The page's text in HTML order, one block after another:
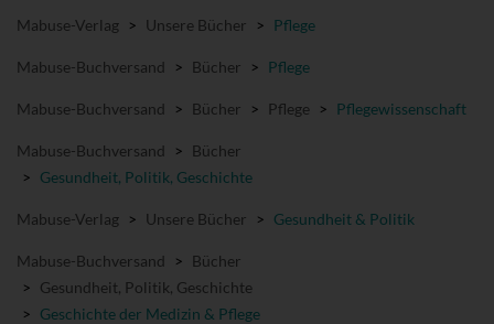
Mabuse-Verlag > Unsere Bücher > Pflege
Mabuse-Buchversand > Bücher > Pflege
Mabuse-Buchversand > Bücher > Pflege > Pflegewissenschaft
Mabuse-Buchversand > Bücher
> Gesundheit, Politik, Geschichte
Mabuse-Verlag > Unsere Bücher > Gesundheit & Politik
Mabuse-Buchversand > Bücher
> Gesundheit, Politik, Geschichte
> Geschichte der Medizin & Pflege